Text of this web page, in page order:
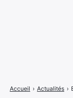
Accueil › Actualités ›